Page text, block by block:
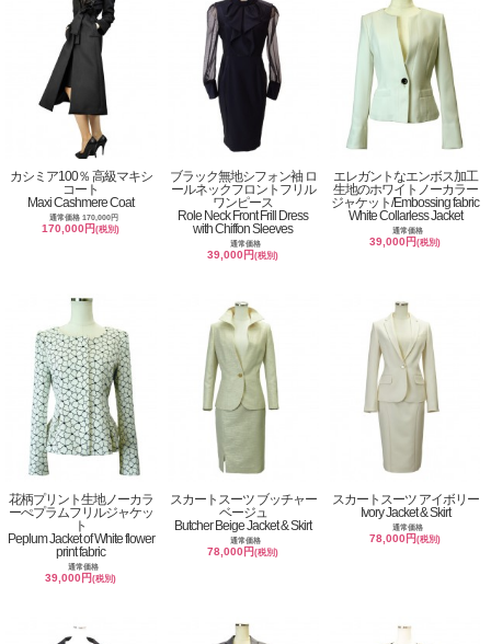
カシミア100％ 高級マキシ
コート
Maxi Cashmere Coat
通常価格 170,000円
170,000円(税別)
ブラック無地シフォン袖 ロ
ールネックフロントフリル
ワンピース
Role Neck Front Frill Dress
with Chiffon Sleeves
通常価格
39,000円(税別)
エレガントなエンボス加工
生地のホワイトノーカラー
ジャケット/Embossing fabric
White Collarless Jacket
通常価格
39,000円(税別)
花柄プリント生地ノーカラ
ーぺプラムフリルジャケッ
ト
Peplum Jacket of White flower
print fabric
通常価格
39,000円(税別)
スカートスーツ ブッチャー
ベージュ
Butcher Beige Jacket & Skirt
通常価格
78,000円(税別)
スカートスーツ アイボリー
Ivory Jacket & Skirt
通常価格
78,000円(税別)